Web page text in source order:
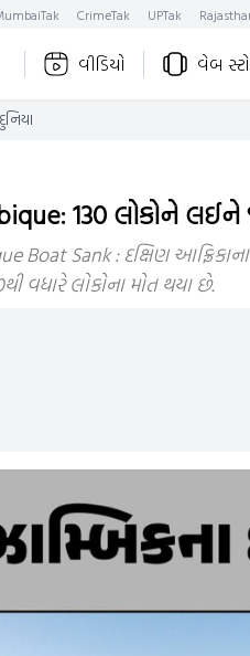
CrimeTak UPTak
વીડિયો વેબ
130 લોકોને લઈને
Boat Sank : દક્ષિણ
વધારે લોકોના મોત થયા છે.